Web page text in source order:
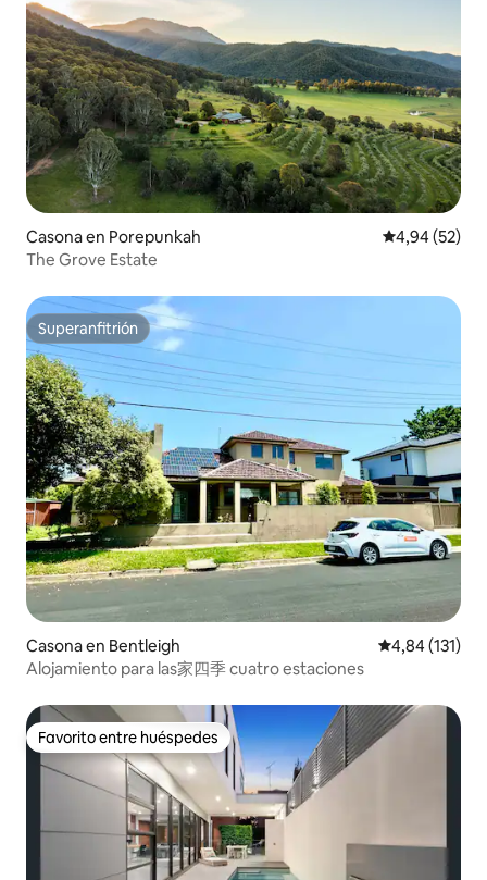
Casona en Porepunkah Calificación
4,94 (52)
The Grove Estate
Superanfitrión
Superanfitrión
Casona en Bentleigh Calificación
4,84 (131)
Alojamiento para las家四季 cuatro estaciones
Favorito entre huéspedes
Favorito entre huéspedes